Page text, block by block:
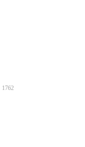
1762